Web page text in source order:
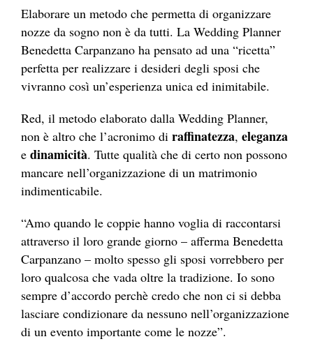
Elaborare un metodo che permetta di organizzare
nozze da sogno non è da tutti. La Wedding Planner
Benedetta Carpanzano ha pensato ad una “ricetta”
perfetta per realizzare i desideri degli sposi che
vivranno così un’esperienza unica ed inimitabile.
Red, il metodo elaborato dalla Wedding Planner,
non è altro che l’acronimo di raffinatezza, eleganza
e dinamicità. Tutte qualità che di certo non possono
mancare nell’organizzazione di un matrimonio
indimenticabile.
“Amo quando le coppie hanno voglia di raccontarsi
attraverso il loro grande giorno – afferma Benedetta
Carpanzano – molto spesso gli sposi vorrebbero per
loro qualcosa che vada oltre la tradizione. Io sono
sempre d’accordo perchè credo che non ci si debba
lasciare condizionare da nessuno nell’organizzazione
di un evento importante come le nozze”.